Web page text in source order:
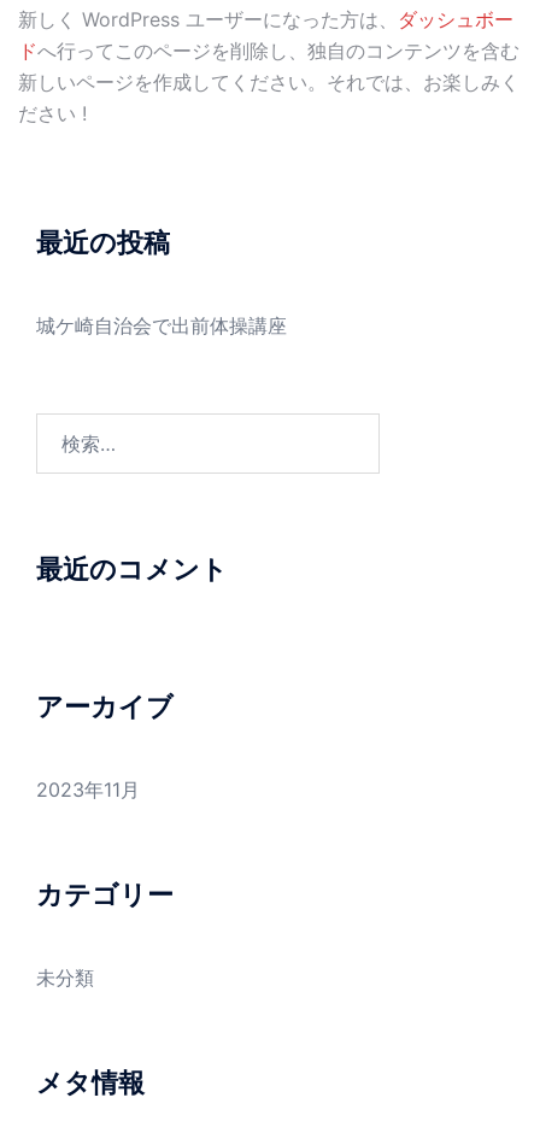
新しく WordPress ユーザーになった方は、 ダッシュボー
ドへ行ってこのページを削除し、独自のコンテンツを含む
新しいページを作成してください。それでは、お楽しみく
ださい !
最近の投稿
城ケ崎自治会で出前体操講座
最近のコメント
アーカイブ
2023年11月
カテゴリー
未分類
メタ情報